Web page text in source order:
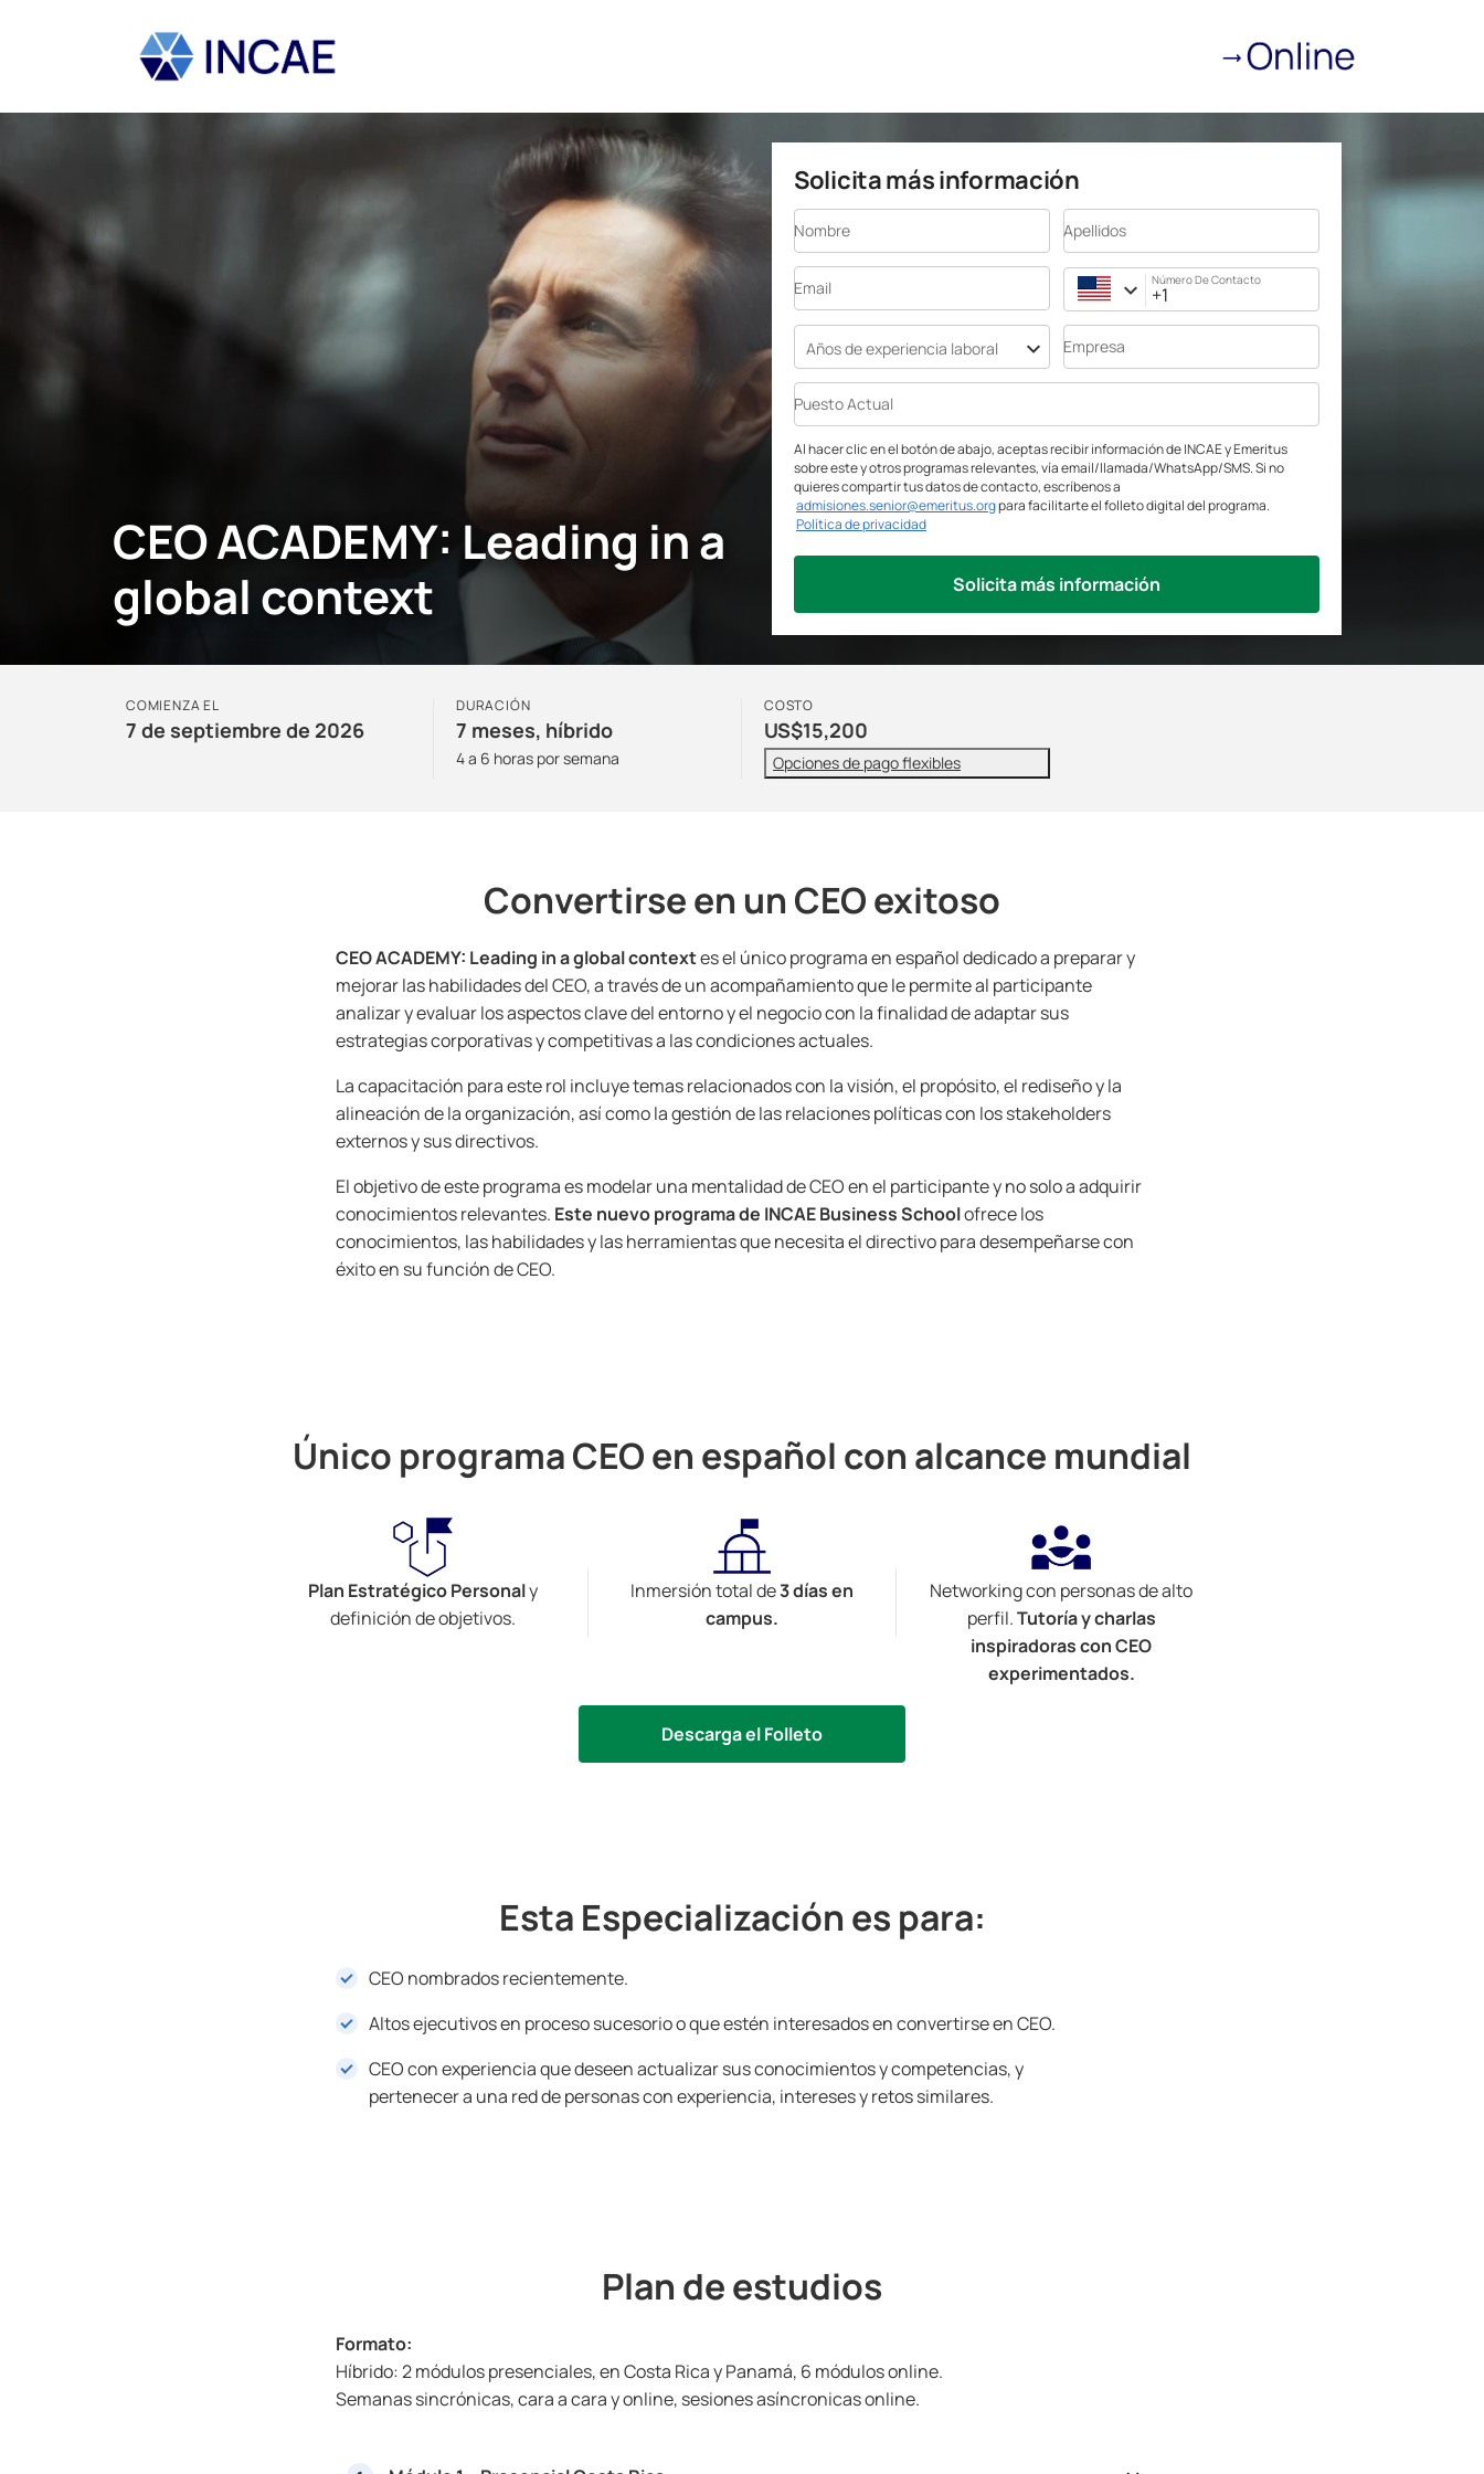
CEO ACADEMY: Leading in a
global context
Solicita más información
Nombre Apellidos
Email Número De Contacto
Años de experiencia laboral Empresa
Puesto Actual
Al hacer clic en el botón de abajo, aceptas recibir información de INCAE y Emeritus
sobre este y otros programas relevantes, vía email/llamada/WhatsApp/SMS. Si no
quieres compartir tus datos de contacto, escríbenos a
admisiones.senior@emeritus.orgpara facilitarte el folleto digital del programa.
Política de privacidad
Solicita más información
COMIENZA EL
7 de septiembre de 2026
DURACIÓN
7 meses, híbrido
4 a 6 horas por semana
COSTO
US$15,200
Opciones de pago flexibles
Convertirse en un CEO exitoso
CEO ACADEMY: Leading in a global contextes el único programa en español dedicado a preparar y
mejorar las habilidades del CEO, a través de un acompañamiento que le permite al participante
analizar y evaluar los aspectos clave del entorno y el negocio con la finalidad de adaptar sus
estrategias corporativas y competitivas a las condiciones actuales.
La capacitación para este rol incluye temas relacionados con la visión, el propósito, el rediseño y la
alineación de la organización, así como la gestión de las relaciones políticas con los stakeholders
externos y sus directivos.
El objetivo de este programa es modelar una mentalidad de CEO en el participante y no solo a adquirir
conocimientos relevantes. Este nuevo programa de INCAE Business Schoolofrece los
conocimientos, las habilidades y las herramientas que necesita el directivo para desempeñarse con
éxito en su función de CEO.
Único programa CEO en español con alcance mundial
Plan Estratégico Personaly
definición de objetivos.
Inmersión total de3 días en
campus.
Networking con personas de alto
perfil.Tutoría y charlas
inspiradoras con CEO
experimentados.
Descarga el Folleto
Esta Especialización es para:
CEO nombrados recientemente.
Altos ejecutivos en proceso sucesorio o que estén interesados en convertirse en CEO.
CEO con experiencia que deseen actualizar sus conocimientos y competencias, y
pertenecer a una red de personas con experiencia, intereses y retos similares.
Plan de estudios
Formato:
Híbrido: 2 módulos presenciales, en Costa Rica y Panamá, 6 módulos online.
Semanas sincrónicas, cara a cara y online, sesiones asíncronicas online.